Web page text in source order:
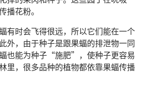
播花粉。
有时会飞得很远， 所以它们能在一个
此外， 由于种子是跟果蝠的排泄物一同
也能为种子 “施肥”， 使种子更容易
里， 很多品种的植物都依靠果蝠传播